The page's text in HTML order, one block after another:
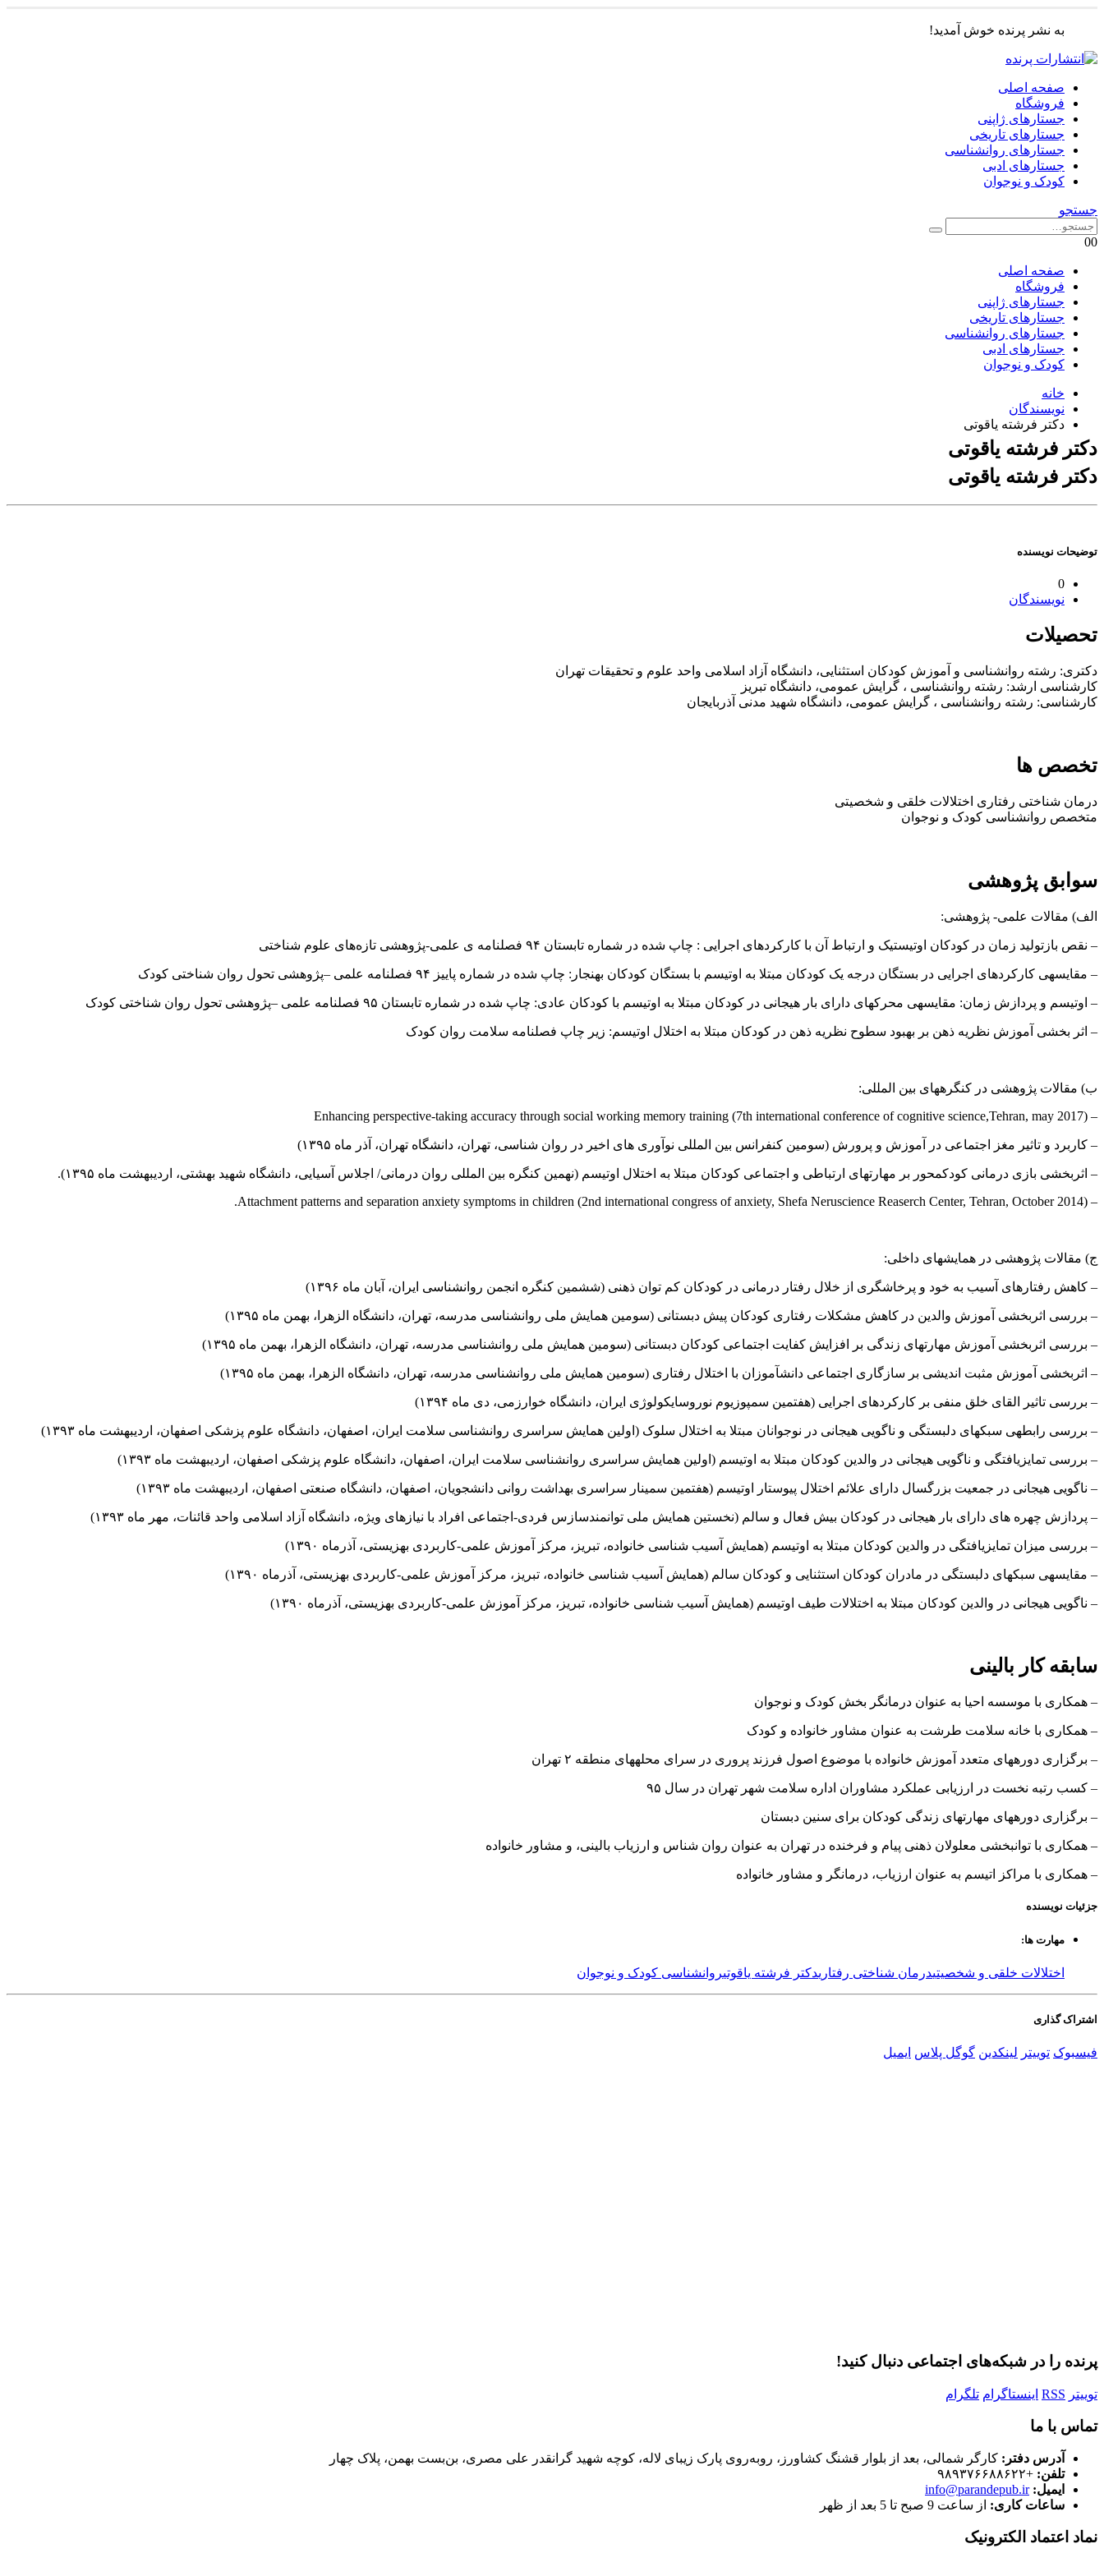
به نشر پرنده خوش آمدید!
صفحه اصلی
فروشگاه
جستارهای ژاپنی
جستارهای تاریخی
جستارهای روانشناسی
جستارهای ادبی
کودک و نوجوان
جستجو
00
صفحه اصلی
فروشگاه
جستارهای ژاپنی
جستارهای تاریخی
جستارهای روانشناسی
جستارهای ادبی
کودک و نوجوان
خانه
نویسندگان
دکتر فرشته یاقوتی
دکتر فرشته یاقوتی
دکتر فرشته یاقوتی
توضیحات نویسنده
0
نویسندگان
تحصیلات
دکتری: رشته روانشناسی و آموزش کودکان استثنایی، دانشگاه آزاد اسلامی واحد علوم و تحقیقات تهران
کارشناسی ارشد: رشته روانشناسی ، گرایش عمومی، دانشگاه تبریز
کارشناسی: رشته روانشناسی ، گرایش عمومی، دانشگاه شهید مدنی آذربایجان
تخصص ها
درمان شناختی رفتاری اختلالات خلقی و شخصیتی
متخصص روانشناسی کودک و نوجوان
سوابق پژوهشی
الف) مقالات علمی- پژوهشی:
– نقص بازتولید زمان در کودکان اوتیستیک و ارتباط آن با کارکردهای اجرایی : چاپ شده در شماره تابستان ۹۴ فصلنامه ی علمی-پژوهشی تازه‌های علوم شناختی
– مقایسه­ی کارکردهای اجرایی در بستگان درجه یک کودکان مبتلا به اوتیسم با بستگان کودکان بهنجار: چاپ شده در شماره پاییز ۹۴ فصلنامه علمی –پژوهشی تحول روان شناختی کودک
– اوتیسم و پردازش زمان: مقایسه­ی محرک­های دارای بار هیجانی در کودکان مبتلا به اوتیسم با کودکان عادی: چاپ شده در شماره تابستان ۹۵ فصلنامه علمی –پژوهشی تحول روان شناختی کودک
– اثر بخشی آموزش نظریه ذهن بر بهبود سطوح نظریه ذهن در کودکان مبتلا به اختلال اوتیسم: زیر چاپ فصلنامه سلامت روان کودک
ب) مقالات پژوهشی در کنگره­های بین المللی:
– Enhancing perspective-taking accuracy through social working memory training (7th international conference of cognitive science,Tehran, may 2017)
– کاربرد و تاثیر مغز اجتماعی در آموزش و پرورش (سومین کنفرانس بین المللی نوآوری های اخیر در روان شناسی، تهران، دانشگاه تهران، آذر ماه ۱۳۹۵)
– اثربخشی بازی درمانی کودک­محور بر مهارتهای ارتباطی و اجتماعی کودکان مبتلا به اختلال اوتیسم (نهمین کنگره بین المللی روان درمانی/ اجلاس آسیایی، دانشگاه شهید بهشتی، اردیبهشت ماه ۱۳۹۵).
– Attachment patterns and separation anxiety symptoms in children (2nd international congress of anxiety, Shefa Neruscience Reaserch Center, Tehran, October 2014).
ج) مقالات پژوهشی در همایش­های داخلی:
– کاهش رفتارهای آسیب به خود و پرخاشگری از خلال رفتار درمانی در کودکان کم توان ذهنی (ششمین کنگره انجمن روان­شناسی ایران، آبان ماه ۱۳۹۶)
– بررسی اثربخشی آموزش والدین در کاهش مشکلات رفتاری کودکان پیش دبستانی (سومین همایش ملی روان­شناسی مدرسه، تهران، دانشگاه الزهرا، بهمن ماه ۱۳۹۵)
– بررسی اثربخشی آموزش مهارت­های زندگی بر افزایش کفایت اجتماعی کودکان دبستانی (سومین همایش ملی روان­شناسی مدرسه، تهران، دانشگاه الزهرا، بهمن ماه ۱۳۹۵)
– اثربخشی آموزش مثبت اندیشی بر سازگاری اجتماعی دانش­آموزان با اختلال رفتاری (سومین همایش ملی روان­شناسی مدرسه، تهران، دانشگاه الزهرا، بهمن ماه ۱۳۹۵)
– بررسی تاثیر القای خلق منفی بر کارکردهای اجرایی (هفتمین سمپوزیوم نوروسایکولوژی ایران، دانشگاه خوارزمی، دی ماه ۱۳۹۴)
– بررسی رابطه­ی سبک­های دلبستگی و ناگویی هیجانی در نوجوانان مبتلا به اختلال سلوک (اولین همایش سراسری روان­شناسی سلامت ایران، اصفهان، دانشگاه علوم پزشکی اصفهان، اردیبهشت ماه ۱۳۹۳)
– بررسی تمایزیافتگی و ناگویی هیجانی در والدین کودکان مبتلا به اوتیسم (اولین همایش سراسری روان­شناسی سلامت ایران، اصفهان، دانشگاه علوم پزشکی اصفهان، اردیبهشت ماه ۱۳۹۳)
– ناگویی هیجانی در جمعیت بزرگسال دارای علائم اختلال پیوستار اوتیسم (هفتمین سمینار سراسری بهداشت روانی دانشجویان، اصفهان، دانشگاه صنعتی اصفهان، اردیبهشت ماه ۱۳۹۳)
– پردازش چهره های دارای بار هیجانی در کودکان بیش فعال و سالم (نخستین همایش ملی توانمندسازس فردی-اجتماعی افراد با نیازهای ویژه، دانشگاه آزاد اسلامی واحد قائنات، مهر ماه ۱۳۹۳)
– بررسی میزان تمایزیافتگی در والدین کودکان مبتلا به اوتیسم (همایش آسیب شناسی خانواده، تبریز، مرکز آموزش علمی-کاربردی بهزیستی، آذرماه ۱۳۹۰)
– مقایسه­ی سبک­های دلبستگی در مادران کودکان استثنایی و کودکان سالم (همایش آسیب شناسی خانواده، تبریز، مرکز آموزش علمی-کاربردی بهزیستی، آذرماه ۱۳۹۰)
– ناگویی هیجانی در والدین کودکان مبتلا به اختلالات طیف اوتیسم (همایش آسیب شناسی خانواده، تبریز، مرکز آموزش علمی-کاربردی بهزیستی، آذرماه ۱۳۹۰)
سابقه کار بالینی
– همکاری با موسسه احیا به عنوان درمانگر بخش کودک و نوجوان
– همکاری با خانه سلامت طرشت به عنوان مشاور خانواده و کودک
– برگزاری دوره­های متعدد آموزش خانواده با موضوع اصول فرزند پروری در سرای محله­های منطقه ۲ تهران
– کسب رتبه نخست در ارزیابی عملکرد مشاوران اداره سلامت شهر تهران در سال ۹۵
– برگزاری دوره­های مهارت­های زندگی کودکان برای سنین دبستان
– همکاری با توانبخشی معلولان ذهنی پیام و فرخنده در تهران به عنوان روان شناس و ارزیاب بالینی، و مشاور خانواده
– همکاری با مراکز اتیسم به عنوان ارزیاب، درمانگر و مشاور خانواده
جزئیات نویسنده
مهارت ها:
اختلالات خلقی و شخصیتیدرمان شناختی رفتاریدکتر فرشته یاقوتیروانشناسی کودک و نوجوان
اشتراک گذاری
فیسبوک توییتر لینکدین گوگل پلاس ایمیل
پرنده را در شبکه‌های اجتماعی دنبال کنید!
توییتر RSS اینستاگرام تلگرام
تماس با ما
آدرس دفتر: کارگر شمالی، بعد از بلوار قشنگ کشاورز، روبه‌روی پارک زیبای لاله، کوچه شهید گرانقدر علی مصری، بن‌بست بهمن، پلاک چهار
تلفن: +۹۸۹۳۷۶۶۸۸۶۲۲
ایمیل: info@parandepub.ir
ساعات کاری: از ساعت 9 صبح تا 5 بعد از ظهر
نماد اعتماد الکترونیک